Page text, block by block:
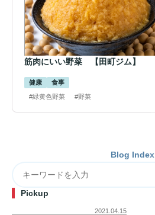
筋肉にいい野菜 【田町ジム】
健康
食事
#緑黄色野菜
#野菜
Blog Index
Pickup
2021.04.15